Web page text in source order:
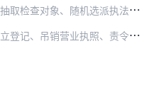
记备案事项、公示信息情况等进行抽查，并将抽查检查结果通过国家企业信用信息公示系统向社会公示。必…
组公告或者未申请注销登记的，登记机关可以在国家企业信用信息公示系统上对其作出特别标注并予以公示…